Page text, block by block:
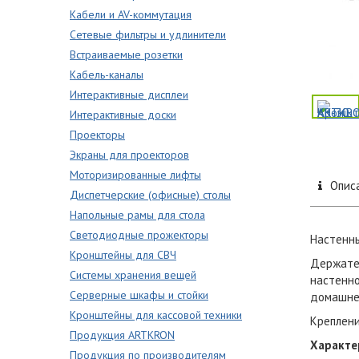
Кабели и AV-коммутация
Сетевые фильтры и удлинители
Встраиваемые розетки
Кабель-каналы
Интерактивные дисплеи
Интерактивные доски
Проекторы
Экраны для проекторов
Моторизированные лифты
Диспетчерские (офисные) столы
Напольные рамы для стола
Светодиодные прожекторы
Кронштейны для СВЧ
Системы хранения вещей
Серверные шкафы и стойки
Кронштейны для кассовой техники
Продукция ARTKRON
Продукция по производителям